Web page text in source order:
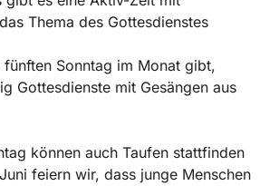
Thema des Gottesdienstes
fünften Sonntag im Monat gibt,
Gottesdienste mit Gesängen aus
können auch Taufen stattfinden
feiern wir, dass junge Menschen